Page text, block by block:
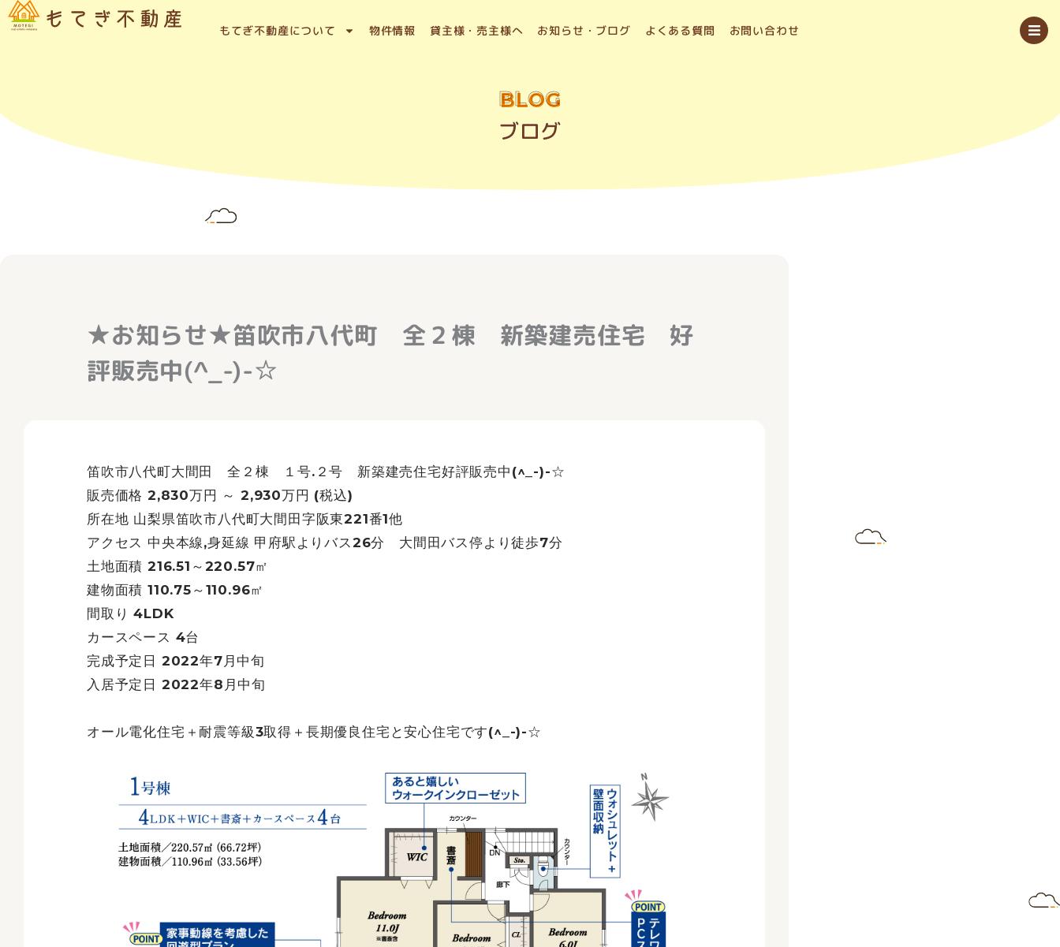
内
容
プ
もてぎ不動産について 物件情報 貸主様・売主様へ お知らせ・ブログ よくある質問 お問い合わせ
BLOG
ブログ
★お知らせ★笛吹市八代町 全２棟 新築建売住宅 好
評販売中(^_-)-☆
笛吹市八代町大間田 全２棟 １号.２号 新築建売住宅好評販売中(^_-)-☆
販売価格 2,830万円 ～ 2,930万円 (税込)
所在地 山梨県笛吹市八代町大間田字阪東221番1他
アクセス 中央本線,身延線 甲府駅よりバス26分 大間田バス停より徒歩7分
土地面積 216.51～220.57㎡
建物面積 110.75～110.96㎡
間取り 4LDK
カースペース 4台
完成予定日 2022年7月中旬
入居予定日 2022年8月中旬
オール電化住宅＋耐震等級3取得＋長期優良住宅と安心住宅です(^_-)-☆